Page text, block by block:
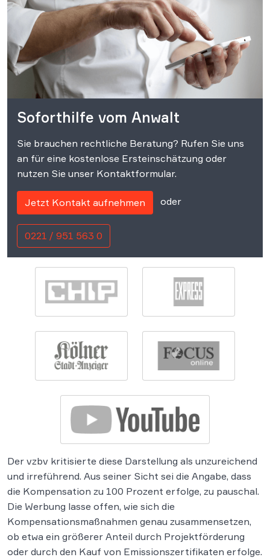
Soforthilfe vom Anwalt
Sie brauchen rechtliche Beratung? Rufen Sie uns
an für eine kostenlose Ersteinschätzung oder
nutzen Sie unser Kontaktformular.
Jetzt Kontakt aufnehmen oder
0221 / 951 563 0
Der vzbv kritisierte diese Darstellung als unzureichend
und irreführend. Aus seiner Sicht sei die Angabe, dass
die Kompensation zu 100 Prozent erfolge, zu pauschal.
Die Werbung lasse offen, wie sich die
Kompensationsmaßnahmen genau zusammensetzen,
ob etwa ein größerer Anteil durch Projektförderung
oder durch den Kauf von Emissionszertifikaten erfolge.